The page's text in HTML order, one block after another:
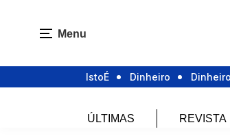
Menu
IstoÉ Dinheiro
ÚLTIMAS REVISTA